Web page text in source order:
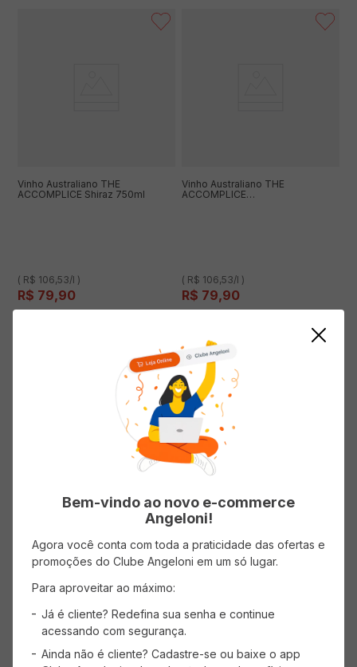
Vinho Australiano THE
ACCOMPLICE Shiraz 750ml
( R$ 106,53/l )
R$ 79,90
ADICIONAR AO CARRINHO
Vinho Australiano THE
ACCOMPLICE
( R$ 106,53/l )
R$ 79,90
ADICIONAR AO CARRINHO
Mostrando 1-2 de
produtos
1
CADASTRE-SE
Receba promoções, novidades e descontos
exclusivos.
Bem-vindo ao novo e-commerce
Angeloni!
Agora você conta com toda a praticidade das ofertas e
promoções do Clube Angeloni em um só lugar.
Para aproveitar ao máximo:
Já é cliente? Redefina sua senha e continue
acessando com segurança.
Ainda não é cliente? Cadastre-se ou baixe o app